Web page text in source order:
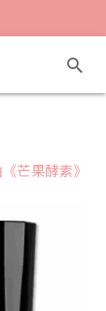
芒果酵素》